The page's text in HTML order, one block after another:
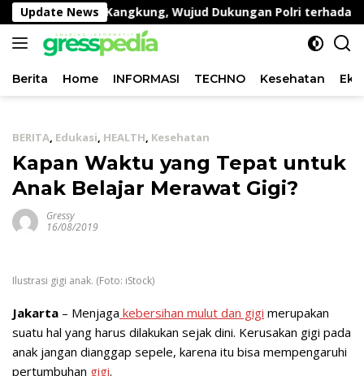
Langsung
ke
konten
Update News
Lahan Kangkung, Wujud Dukungan Polri terhadap
Berita Home INFORMASI TECHNO Kesehatan
BERITA, Edukasi, HEALTH, Kesehatan
Kapan Waktu yang Tepat untuk
Anak Belajar Merawat Gigi?
Gressy
16/08/2019
Ilustrasi gigi anak. (Foto: iStock)
Jakarta – Menjaga kebersihan mulut dan gigi merupakan
suatu hal yang harus dilakukan sejak dini. Kerusakan gigi pada
anak jangan dianggap sepele, karena itu bisa mempengaruhi
pertumbuhan gigi.